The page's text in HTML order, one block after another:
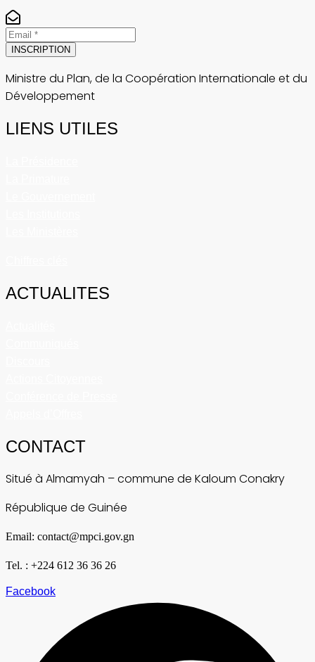
INSCRIPTION
Ministre du Plan, de la Coopération Internationale et du
Développement
LIENS UTILES
ACTUALITES
CONTACT
Situé à Almamyah – commune de Kaloum Conakry
République de Guinée
Email: contact@mpci.gov.gn
Tel. : +224 612 36 36 26
Facebook